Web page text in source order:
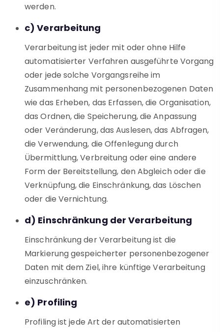
werden.
c) Verarbeitung
Verarbeitung ist jeder mit oder ohne Hilfe
automatisierter Verfahren ausgeführte Vorgang
oder jede solche Vorgangsreihe im
Zusammenhang mit personenbezogenen Daten
wie das Erheben, das Erfassen, die Organisation,
das Ordnen, die Speicherung, die Anpassung
oder Veränderung, das Auslesen, das Abfragen,
die Verwendung, die Offenlegung durch
Übermittlung, Verbreitung oder eine andere
Form der Bereitstellung, den Abgleich oder die
Verknüpfung, die Einschränkung, das Löschen
oder die Vernichtung.
d) Einschränkung der Verarbeitung
Einschränkung der Verarbeitung ist die
Markierung gespeicherter personenbezogener
Daten mit dem Ziel, ihre künftige Verarbeitung
einzuschränken.
e) Profiling
Profiling ist jede Art der automatisierten